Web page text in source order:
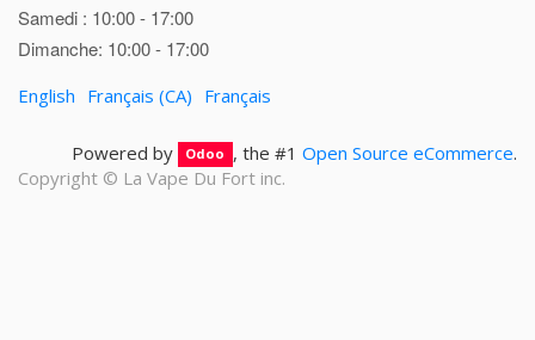
Samedi : 10:00 - 17:00
Dimanche: 10:00 - 17:00
English Français (CA) Français
Powered by Odoo , the #1 Open Source eCommerce.
Copyright © La Vape Du Fort inc.